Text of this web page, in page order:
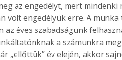
az engedélyt, mert mindenki
volt engedélyük erre. A
az éves szabadságunk
a számunkra
„ellőttük” év elején, akkor